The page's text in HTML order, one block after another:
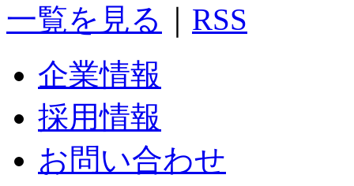
一覧を見る
RSS
企業情報
採用情報
お問い合わせ